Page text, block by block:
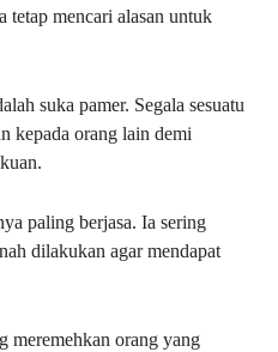
mencari alasan untuk
suka pamer. Segala sesuatu
kepada orang lain demi
paling berjasa. Ia sering
dilakukan agar mendapat
meremehkan orang yang